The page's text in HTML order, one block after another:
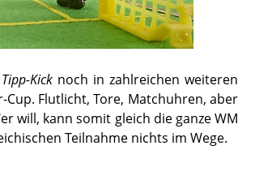
Tipp-Kick noch in zahlreichen weiteren
Flutlicht, Tore, Matchuhren, aber
will, kann somit gleich die ganze WM
Teilnahme nichts im Wege.